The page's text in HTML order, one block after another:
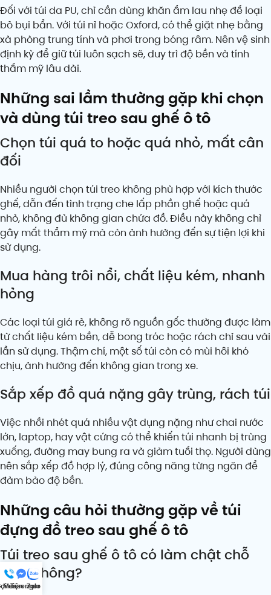
Đối với túi da PU, chỉ cần dùng khăn ẩm lau nhẹ để loại
bỏ bụi bẩn. Với túi nỉ hoặc Oxford, có thể giặt nhẹ bằng
xà phòng trung tính và phơi trong bóng râm. Nên vệ sinh
định kỳ để giữ túi luôn sạch sẽ, duy trì độ bền và tính
thẩm mỹ lâu dài.
Những sai lầm thường gặp khi chọn
và dùng túi treo sau ghế ô tô
Chọn túi quá to hoặc quá nhỏ, mất cân
đối
Nhiều người chọn túi treo không phù hợp với kích thước
ghế, dẫn đến tình trạng che lấp phần ghế hoặc quá
nhỏ, không đủ không gian chứa đồ. Điều này không chỉ
gây mất thẩm mỹ mà còn ảnh hưởng đến sự tiện lợi khi
sử dụng.
Mua hàng trôi nổi, chất liệu kém, nhanh
hỏng
Các loại túi giá rẻ, không rõ nguồn gốc thường được làm
từ chất liệu kém bền, dễ bong tróc hoặc rách chỉ sau vài
lần sử dụng. Thậm chí, một số túi còn có mùi hôi khó
chịu, ảnh hưởng đến không gian trong xe.
Sắp xếp đồ quá nặng gây trùng, rách túi
Việc nhồi nhét quá nhiều vật dụng nặng như chai nước
lớn, laptop, hay vật cứng có thể khiến túi nhanh bị trùng
xuống, đường may bung ra và giảm tuổi thọ. Người dùng
nên sắp xếp đồ hợp lý, đúng công năng từng ngăn để
đảm bảo độ bền.
Những câu hỏi thường gặp về túi
đựng đồ treo sau ghế ô tô
Túi treo sau ghế ô tô có làm chật chỗ
ngồi không?
điện
Messenger
Zalo